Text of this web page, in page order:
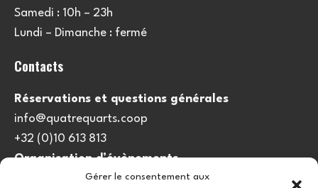
Gérer le consentement aux
Samedi : 10h – 23h
Lundi – Dimanche : fermé
Contacts
Réservations et questions générales
info@quatrequarts.coop
+32 (0)10 613 813
Organisation d’évènements
viedulieu@quatrequarts.coop